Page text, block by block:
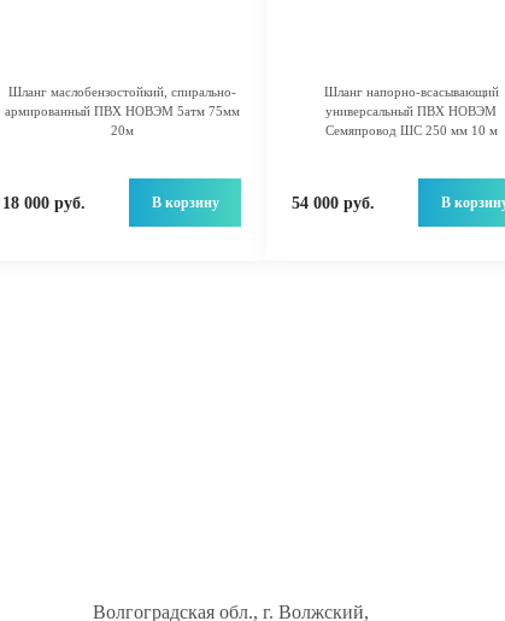
Шланг маслобензостойкий, спирально-
армированный ПВХ НОВЭМ 5атм 75мм
20м
18 000 руб. В корзину
Шланг напорно-всасывающий
универсальный ПВХ НОВЭМ
Семяпровод ШС 250 мм 10 м
54 000 руб. В
Волгоградская обл., г. Волжский,